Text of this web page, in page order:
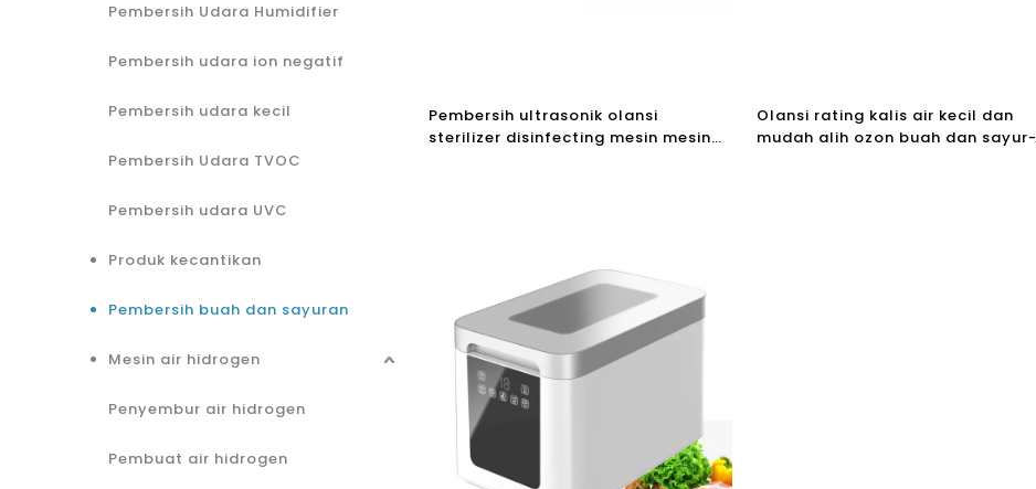
Pembersih Udara Humidifier
Pembersih udara ion negatif
Pembersih udara kecil
Pembersih Udara TVOC
Pembersih udara UVC
Produk kecantikan
Pembersih buah dan sayuran
Mesin air hidrogen
Penyembur air hidrogen
Pembuat air hidrogen
Pembersih ultrasonik olansi
sterilizer disinfecting mesin mesin
Olansi rating kalis air kecil dan
mudah alih ozon buah dan sayur-